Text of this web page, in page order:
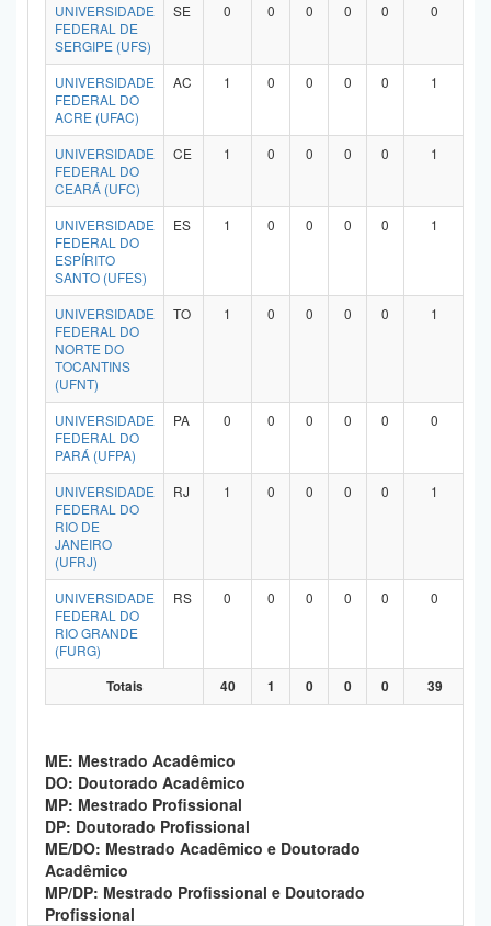
UNIVERSIDADE
FEDERAL DE
SERGIPE (UFS)
SE 0 0 0 0 0 0
UNIVERSIDADE
FEDERAL DO
ACRE (UFAC)
AC 1 0 0 0 0 1
UNIVERSIDADE
FEDERAL DO
CEARÁ (UFC)
CE 1 0 0 0 0 1
UNIVERSIDADE
FEDERAL DO
ESPÍRITO
SANTO (UFES)
ES 1 0 0 0 0 1
UNIVERSIDADE
FEDERAL DO
NORTE DO
TOCANTINS
(UFNT)
TO 1 0 0 0 0 1
UNIVERSIDADE
FEDERAL DO
PARÁ (UFPA)
PA 0 0 0 0 0 0
UNIVERSIDADE
FEDERAL DO
RIO DE
JANEIRO
(UFRJ)
RJ 1 0 0 0 0 1
UNIVERSIDADE
FEDERAL DO
RIO GRANDE
(FURG)
RS 0 0 0 0 0 0
Totais 40 1 0 0 0 39
ME: Mestrado Acadêmico
DO: Doutorado Acadêmico
MP: Mestrado Profissional
DP: Doutorado Profissional
ME/DO: Mestrado Acadêmico e Doutorado
Acadêmico
MP/DP: Mestrado Profissional e Doutorado
Profissional